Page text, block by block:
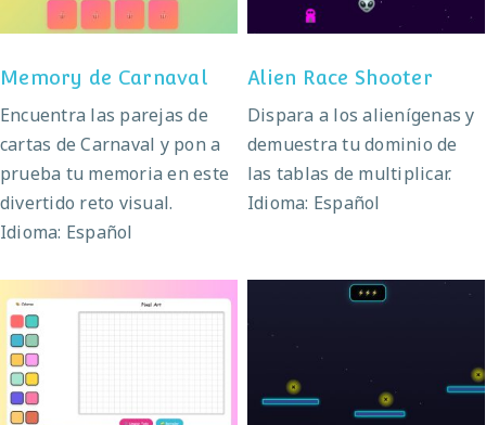
Memory de Carnaval
Encuentra las parejas de
cartas de Carnaval y pon a
prueba tu memoria en este
divertido reto visual.
Idioma: Español
Alien Race Shooter
Dispara a los alienígenas y
demuestra tu dominio de
las tablas de multiplicar.
Idioma: Español
Ninja matemático